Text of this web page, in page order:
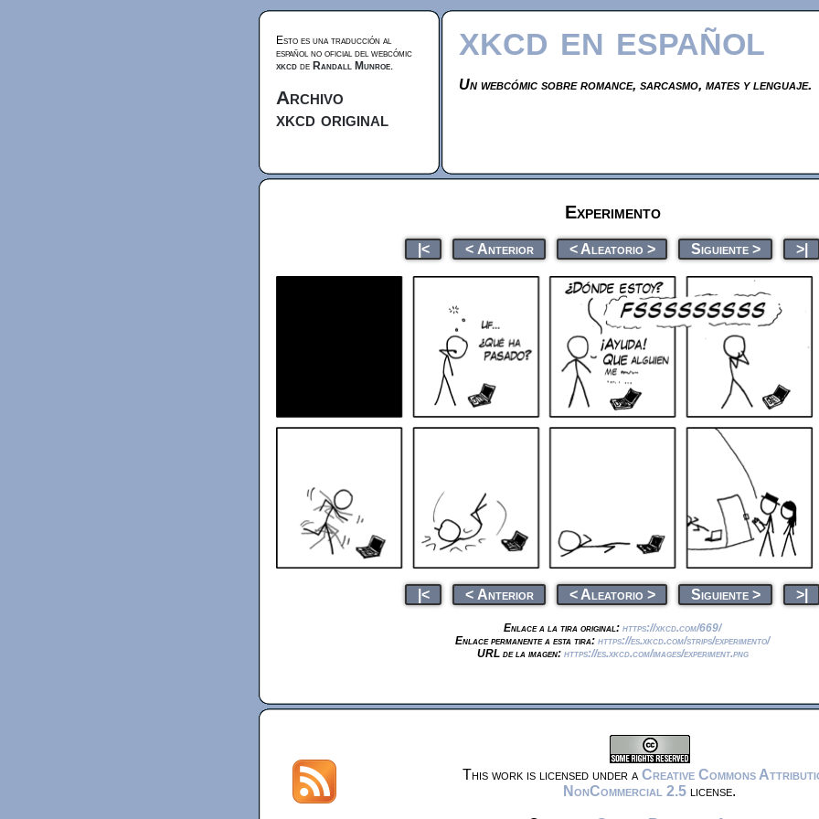
Esto es una traducción al
español no oficial del webcómic
xkcd de Randall Munroe.
Archivo
xkcd original
xkcd en español
Un webcómic sobre romance, sarcasmo, mates y lenguaje.
Experimento
|< < Anterior < Aleatorio > Siguiente > >|
|< < Anterior < Aleatorio > Siguiente > >|
Enlace a la tira original: https://xkcd.com/669/
Enlace permanente a esta tira: https://es.xkcd.com/strips/experimento/
URL de la imagen: https://es.xkcd.com/images/experiment.png
This work is licensed under a Creative Commons
NonCommercial 2.5 license.